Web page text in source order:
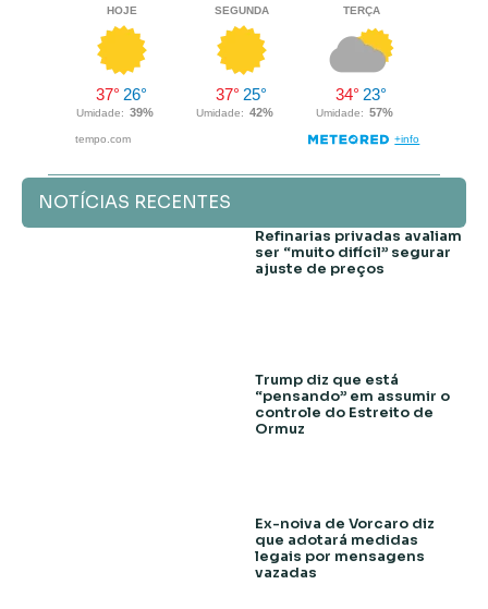
NOTÍCIAS RECENTES
Refinarias privadas avaliam
ser “muito difícil” segurar
ajuste de preços
Trump diz que está
“pensando” em assumir o
controle do Estreito de
Ormuz
Ex-noiva de Vorcaro diz
que adotará medidas
legais por mensagens
vazadas